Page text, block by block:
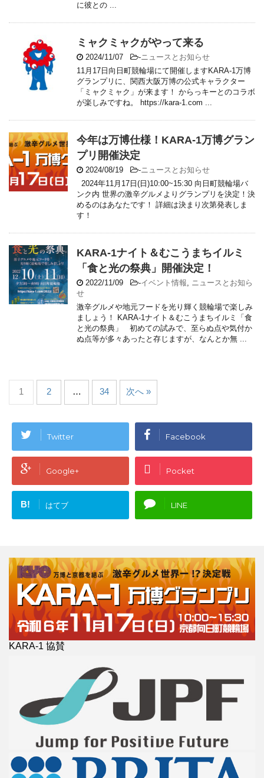
に彼との ...
ミャクミャクがやって来る
2024/11/07 -ニュースとお知らせ
11月17日向日町競輪場にて開催しますKARA-1万博
グランプリに、関西大阪万博の公式キャラクター
「ミャクミャク」が来ます！ からっキーとのコラボ
が楽しみですね。 https://kara-1.com ...
今年は万博仕様！KARA-1万博グラン
プリ開催決定
2024/08/19 -ニュースとお知らせ
2024年11月17日(日)10:00~15:30 向日町競輪場バ
ンク内 世界の激辛グルメよりグランプリを決定！決
めるのはあなたです！ 詳細は決まり次第発表しま
す！
KARA-1ナイト＆むこうまちイルミ
「食と光の祭典」開催決定！
2022/11/09 -イベント情報, ニュースとお知ら
せ
激辛グルメや地元フードを光り輝く競輪場で楽しみ
ましょう！ KARA-1ナイト＆むこうまちイルミ「食
と光の祭典」 初めての試みで、至らぬ点や気付か
ぬ点等が多々あったと存じますが、なんとか無 ...
1 2 … 34 次へ »
Twitter Facebook
Google+ Pocket
B! はてブ LINE
KARA-1 協賛